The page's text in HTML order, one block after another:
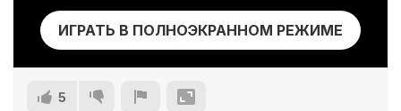
ИГРАТЬ В ПОЛНОЭКРАННОМ РЕЖИМЕ
5